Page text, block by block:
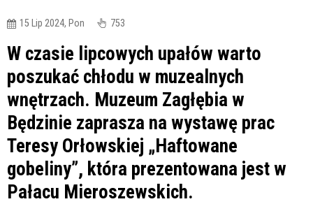
15 Lip 2024, Pon 753
W czasie lipcowych upałów warto
poszukać chłodu w muzealnych
wnętrzach. Muzeum Zagłębia w
Będzinie zaprasza na wystawę prac
Teresy Orłowskiej „Haftowane
gobeliny”, która prezentowana jest w
Pałacu Mieroszewskich.